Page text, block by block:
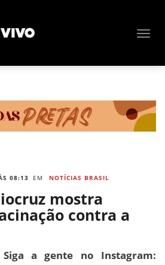
08:13 EM NOTÍCIAS BRASIL
mostra
contra a
a gente no Instagram: